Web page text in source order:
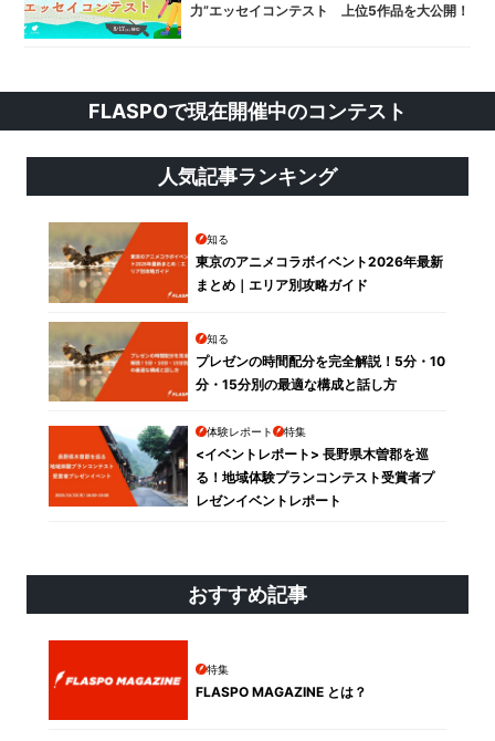
力”エッセイコンテスト 上位5作品を大公開！
FLASPOで現在開催中のコンテスト
人気記事ランキング
知る
東京のアニメコラボイベント2026年最新
まとめ｜エリア別攻略ガイド
知る
プレゼンの時間配分を完全解説！5分・10
分・15分別の最適な構成と話し方
体験レポート 特集
<イベントレポート> 長野県木曽郡を巡
る！地域体験プランコンテスト受賞者プ
レゼンイベントレポート
おすすめ記事
特集
FLASPO MAGAZINE とは？